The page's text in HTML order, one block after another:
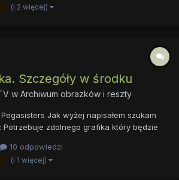
niepozorne kucyki. Niech was jednak...
(i 2 więcej)
Szczegóły w środku
w Archiwum obrazków i reszty
Jak wyżej napisałem szukam
Potrzebuje zdolnego grafika który będzie
konto z około 1k subskrybcji. Więc
spokojnie zajmę. Czemu nie...
10 odpowiedzi
(i 1 więcej)